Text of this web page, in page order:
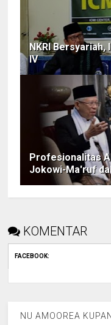
NKRI Bersyariah,
IV
Profesionalitas
Jokowi-Ma'ruf
KOMENTAR
FACEBOOK:
NU AMOOREA